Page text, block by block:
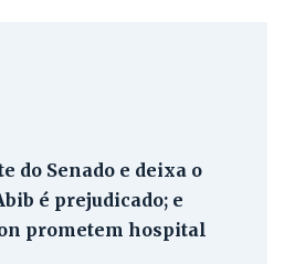
do Senado e deixa o
é prejudicado; e
prometem hospital